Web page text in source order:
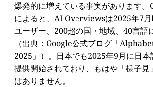
爆発的に増えている事実があります。
によると、AI Overviewsは2025年7
ユーザー、200超の国・地域、40言語
（出典：Google公式ブログ「
2025」）。日本でも2025年9月に日
提供開始されており、もはや「様子見
はありません。